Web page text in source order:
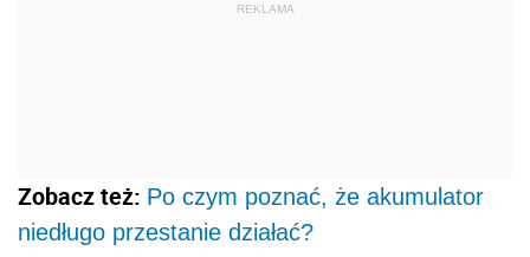
REKLAMA
Zobacz też: Po czym poznać, że akumulator
niedługo przestanie działać?